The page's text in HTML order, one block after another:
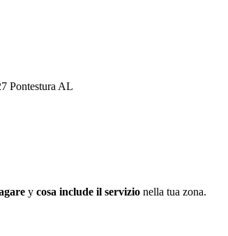
Pontestura AL
y cosa include il servizio nella tua zona.